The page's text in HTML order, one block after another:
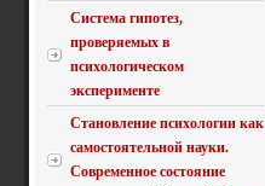
Система гипотез,
проверяемых в
психологическом
эксперименте
Становление психологии как
самостоятельной науки.
Современное состояние